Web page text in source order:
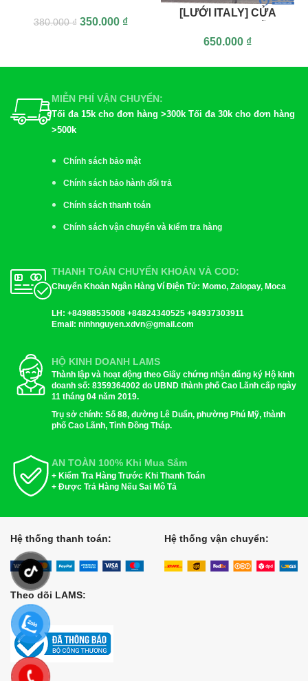
Dưới Bàn Làm Việc –
380.000₫ 350.000 ₫
[LƯỚI ITALY] CỬA
CUỐN
650.000 ₫
MIỄN PHÍ VẬN CHUYỂN:
Tối đa 15k cho đơn hàng >300k Tối đa 30k cho đơn hàng
>500k
Chính sách bảo mật
Chính sách bảo hành đổi trả
Chính sách thanh toán
Chính sách vận chuyển và kiểm tra hàng
THANH TOÁN CHUYỂN KHOẢN VÀ COD:
Chuyển Khoản Ngân Hàng Ví Điện Tử: Momo, Zalopay, Moca
LH: +84988535008 +84824340525 +84937303911
Email : ninhnguyen.xdvn@gmail.com
HỘ KINH DOANH LAMS
Thành lập và hoạt động theo Giấy chứng nhận đăng ký Hộ kinh
doanh số: 8359364002 do UBND thành phố Cao Lãnh cấp ngày
11 tháng 04 năm 2019.
Trụ sở chính: Số 88, đường Lê Duẩn, phường Phú Mỹ, thành
phố Cao Lãnh, Tỉnh Đồng Tháp.
AN TOÀN 100% Khi Mua Sắm
+ Kiểm Tra Hàng Trước Khi Thanh Toán
+ Được Trả Hàng Nếu Sai Mô Tả
Hệ thống thanh toán: Hệ thống vận chuyển:
Theo dõi LAMS: